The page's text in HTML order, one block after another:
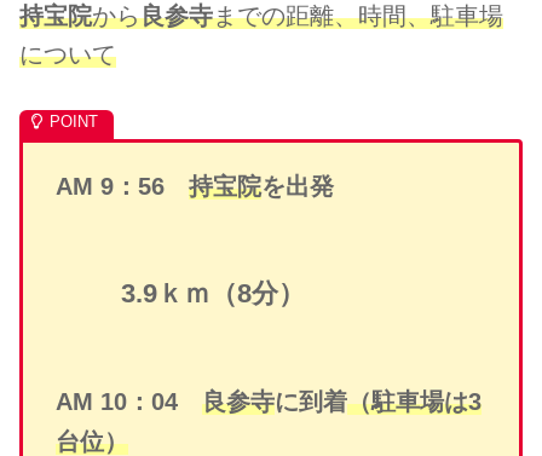
持宝院から良参寺までの距離、時間、駐車場
について
AM 9：56 持宝院を出発
3.9ｋｍ（8分）
AM 10：04 良参寺に到着（駐車場は3
台位）